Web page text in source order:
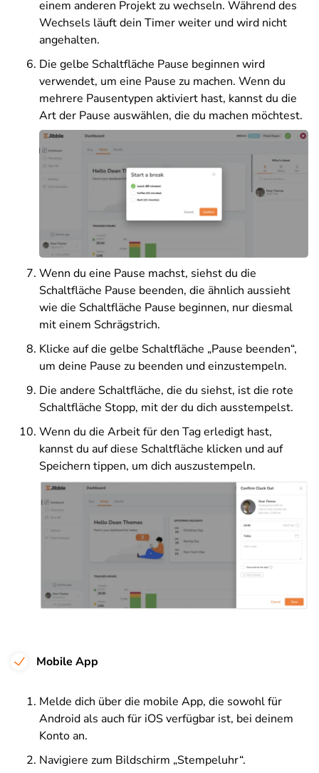
einem anderen Projekt zu wechseln. Während des
Wechsels läuft dein Timer weiter und wird nicht
angehalten.
Die gelbe Schaltfläche Pause beginnen wird
verwendet, um eine Pause zu machen. Wenn du
mehrere Pausentypen aktiviert hast, kannst du die
Art der Pause auswählen, die du machen möchtest.
Wenn du eine Pause machst, siehst du die
Schaltfläche Pause beenden, die ähnlich aussieht
wie die Schaltfläche Pause beginnen, nur diesmal
mit einem Schrägstrich.
Klicke auf die gelbe Schaltfläche „Pause beenden“,
um deine Pause zu beenden und einzustempeln.
Die andere Schaltfläche, die du siehst, ist die rote
Schaltfläche Stopp, mit der du dich ausstempelst.
Wenn du die Arbeit für den Tag erledigt hast,
kannst du auf diese Schaltfläche klicken und auf
Speichern tippen, um dich auszustempeln.
Mobile App
Melde dich über die mobile App, die sowohl für
Android als auch für iOS verfügbar ist, bei deinem
Konto an.
Navigiere zum Bildschirm „Stempeluhr“.